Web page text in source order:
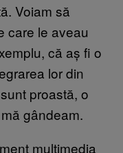
Voiam să
care le aveau
că aș fi o
lor din
proastă, o
gândeam.
multimedia